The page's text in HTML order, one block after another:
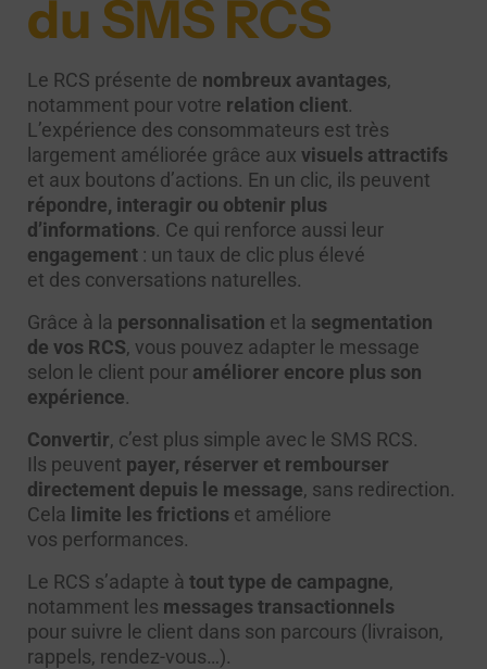
du SMS RCS
Le RCS présente de nombreux avantages,
notamment pour votre relation client.
L’expérience des consommateurs est très
largement améliorée grâce aux visuels attractifs
et aux boutons d’actions. En un clic, ils peuvent
répondre, interagir ou obtenir plus
d’informations. Ce qui renforce aussi leur
engagement : un taux de clic plus élevé
et des conversations naturelles.
Grâce à la personnalisation et la segmentation
de vos RCS, vous pouvez adapter le message
selon le client pour améliorer encore plus son
expérience.
Convertir, c’est plus simple avec le SMS RCS.
Ils peuvent payer, réserver et rembourser
directement depuis le message, sans redirection.
Cela limite les frictions et améliore
vos performances.
Le RCS s’adapte à tout type de campagne,
notamment les messages transactionnels
pour suivre le client dans son parcours (livraison,
rappels, rendez-vous…).